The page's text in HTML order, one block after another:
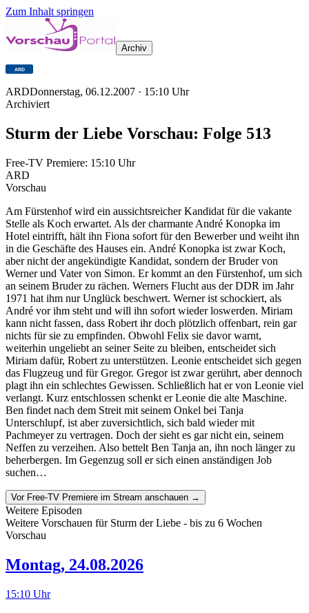
Zum Inhalt springen
Archiv
ARDDonnerstag, 06.12.2007 · 15:10 Uhr
Archiviert
Sturm der Liebe Vorschau: Folge 513
Free-TV Premiere: 15:10 Uhr
ARD
Vorschau
Am Fürstenhof wird ein aussichtsreicher Kandidat für die vakante
Stelle als Koch erwartet. Als der charmante André Konopka im
Hotel eintrifft, hält ihn Fiona sofort für den Bewerber und weiht ihn
in die Geschäfte des Hauses ein. André Konopka ist zwar Koch,
aber nicht der angekündigte Kandidat, sondern der Bruder von
Werner und Vater von Simon. Er kommt an den Fürstenhof, um sich
an seinem Bruder zu rächen. Werners Flucht aus der DDR im Jahr
1971 hat ihm nur Unglück beschwert. Werner ist schockiert, als
André vor ihm steht und will ihn sofort wieder loswerden. Miriam
kann nicht fassen, dass Robert ihr doch plötzlich offenbart, rein gar
nichts für sie zu empfinden. Obwohl Felix sie davor warnt,
weiterhin ungeliebt an seiner Seite zu bleiben, entscheidet sich
Miriam dafür, Robert zu unterstützen. Leonie entscheidet sich gegen
das Flugzeug und für Gregor. Gregor ist zwar gerührt, aber dennoch
plagt ihn ein schlechtes Gewissen. Schließlich hat er von Leonie viel
verlangt. Kurz entschlossen schenkt er Leonie die alte Maschine.
Ben findet nach dem Streit mit seinem Onkel bei Tanja
Unterschlupf, ist aber zuversichtlich, sich bald wieder mit
Pachmeyer zu vertragen. Doch der sieht es gar nicht ein, seinem
Neffen zu verzeihen. Also bettelt Ben Tanja an, ihn noch länger zu
beherbergen. Im Gegenzug soll er sich einen anständigen Job
suchen…
Vor Free-TV Premiere im Stream anschauen →
Weitere Episoden
Weitere Vorschauen für Sturm der Liebe - bis zu 6 Wochen
Vorschau
Montag, 24.08.2026
15:10 Uhr